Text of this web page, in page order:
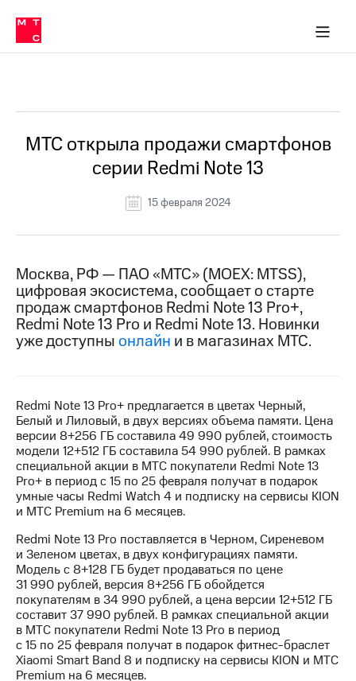
Медиа-центр
и акционерам
Устойчивое развитие
Комплаенс и деловая этика
компании
Карьера
История
компании
Руководство
Контакты
Медиа-центр
Пресс-
релизы
о технологиях
Достижения
Интервью
Финансовая
отчетность
Контакты
Новости
в
регионе
и акционерам
Корпоративное
управление
в МТС
Пресс-
релизы
о технологиях
МТС открыла продажи смартфонов
серии Redmi Note 13
15 февраля 2024
Москва, РФ — ПАО «МТС» (MOEX: MTSS),
цифровая экосистема, сообщает о старте
продаж смартфонов Redmi Note 13 Pro+,
Redmi Note 13 Pro и Redmi Note 13. Новинки
уже доступныонлайн и в магазинах МТС.
Redmi Note 13 Pro+ предлагается в цветах Черный,
Белый и Лиловый, в двух версиях объема памяти. Цена
версии 8+256 ГБ составила 49 990 рублей, стоимость
модели 12+512 ГБ составила 54 990 рублей. В рамках
специальной акции в МТС покупатели Redmi Note 13
Pro+ в период с 15 по 25 февраля получат в подарок
умные часы Redmi Watch 4 и подписку на сервисы KION
и МТС Premium на 6 месяцев.
Redmi Note 13 Pro поставляется в Черном, Сиреневом
и Зеленом цветах, в двух конфигурациях памяти.
Модель с 8+128 ГБ будет продаваться по цене
31 990 рублей, версия 8+256 ГБ обойдется
покупателям в 34 990 рублей, а цена версии 12+512 ГБ
составит 37 990 рублей. В рамках специальной акции
в МТС покупатели Redmi Note 13 Pro в период
с 15 по 25 февраля получат в подарок фитнес-браслет
Xiaomi Smart Band 8 и подписку на сервисы KION и МТС
Premium на 6 месяцев.